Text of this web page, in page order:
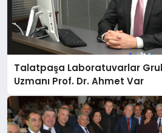
Talatpaşa Laboratuvarlar
Uzmanı Prof. Dr. Ahmet Var